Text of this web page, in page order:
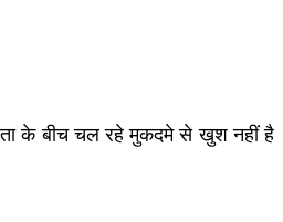
के बीच चल रहे मुकदमे से खुश नहीं है